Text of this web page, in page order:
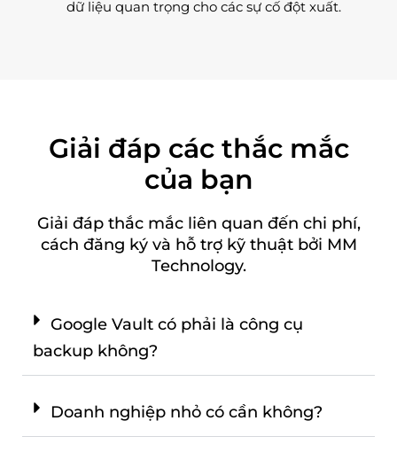
dữ liệu quan trọng cho các sự cố đột xuất.
Giải đáp các thắc mắc
của bạn
Giải đáp thắc mắc liên quan đến chi phí,
cách đăng ký và hỗ trợ kỹ thuật bởi MM
Technology.
Google Vault có phải là công cụ
backup không?
Doanh nghiệp nhỏ có cần không?